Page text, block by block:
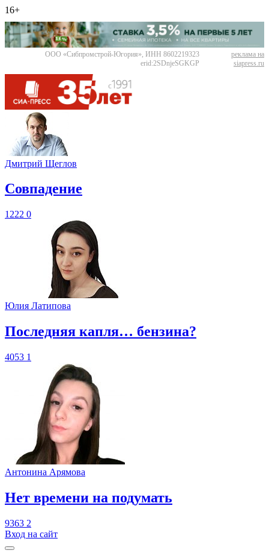
16+
ООО «Сибпромстрой-Югория», ИНН 8602219323
erid:2SDnjeSGKGP
реклама на
siapress.ru
Дмитрий Щеглов
​Совпадение
1222 0
Юлия Латипова
​Последняя капля… бензина?
4053 1
Антонина Арямова
​Нет времени на подумать
9363 2
Вход на сайт